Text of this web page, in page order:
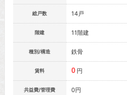
総戸数 14戸
階建 11階建
種別/構造 鉄骨
賃料 0 円
共益費/管理費 0円